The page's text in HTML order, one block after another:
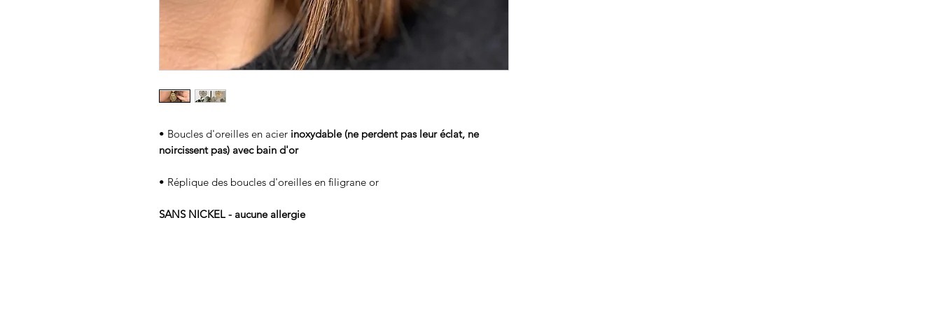
• Boucles d'oreilles en acier inoxydable (ne perdent pas leur éclat, ne
noircissent pas) avec bain d'or
• Réplique des boucles d'oreilles en filigrane or
SANS NICKEL - aucune allergie